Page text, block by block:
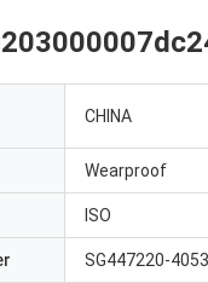
CHINA
Wearproof
ISO
SG447220-4053